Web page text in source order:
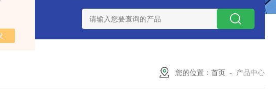
小鼠神经酰胺-1-磷酸（C1P）ELISA 试剂盒 小鼠（
您的位置： 首页 - 产品中心